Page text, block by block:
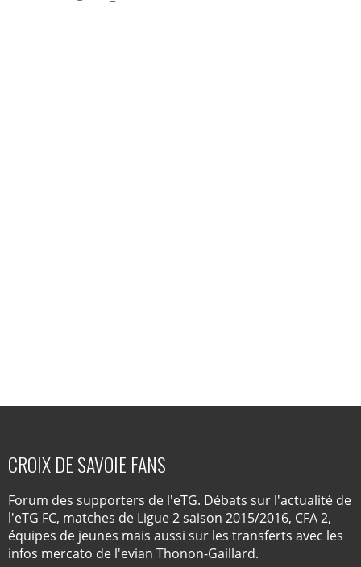
CROIX DE SAVOIE FANS
Forum des supporters de l'eTG. Débats sur l'actualité de
l'eTG FC, matches de Ligue 2 saison 2015/2016, CFA 2,
équipes de jeunes mais aussi sur les transferts avec les
infos mercato de l'evian Thonon-Gaillard.